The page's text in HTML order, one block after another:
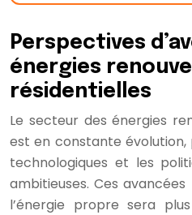
Perspectives
énergies
résidentielles
Le secteur des énergies
est en constante
technologiques et les
ambitieuses. Ces
l’énergie propre sera